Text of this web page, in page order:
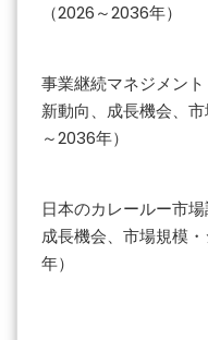
（2026～2036年）
事業継続マネジメン
新動向、成長機会、
～2036年）
日本のカレールー市
成長機会、市場規模
年）